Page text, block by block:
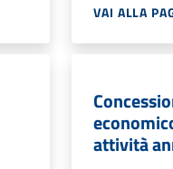
VAI ALLA
attività